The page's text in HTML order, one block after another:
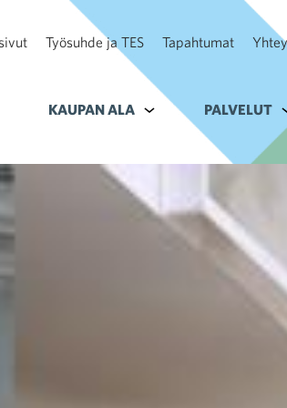
Työsuhde ja TES Tapahtumat
kohteelle Vastuullisuus
KAUPAN ALA Alavalikko kohteelle
PALVELUT